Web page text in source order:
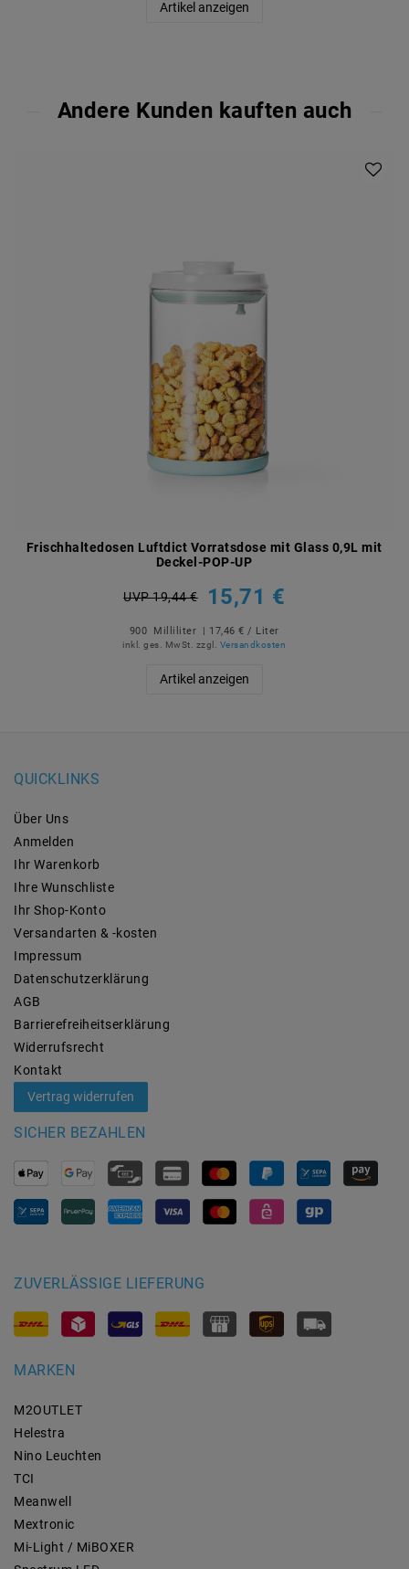
Artikel anzeigen
Andere Kunden kauften auch
Frischhaltedosen Luftdict Vorratsdose mit Glass 0,9L mit
Deckel-POP-UP
UVP 19,44 € 15,71 €
900 Milliliter | 17,46 € / Liter
inkl. ges. MwSt. zzgl. Versandkosten
Artikel anzeigen
QUICKLINKS
Über Uns
Anmelden
Ihr Warenkorb
Ihre Wunschliste
Ihr Shop-Konto
Versandarten & -kosten
Impressum
Daten­schutz­erklärung
AGB
Barrierefreiheitserklärung
Widerrufs­recht
Kontakt
Vertrag widerrufen
SICHER BEZAHLEN
ZUVERLÄSSIGE LIEFERUNG
MARKEN
M2OUTLET
Helestra
Nino Leuchten
TCI
Meanwell
Mextronic
Mi-Light / MiBOXER